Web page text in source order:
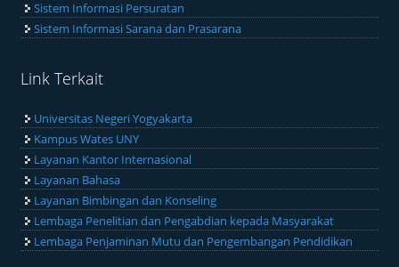
Sistem Informasi Persuratan
Sistem Informasi Sarana dan Prasarana
Link Terkait
Universitas Negeri Yogyakarta
Kampus Wates UNY
Layanan Kantor Internasional
Layanan Bahasa
Layanan Bimbingan dan Konseling
Lembaga Penelitian dan Pengabdian kepada Masyarakat
Lembaga Penjaminan Mutu dan Pengembangan Pendidikan